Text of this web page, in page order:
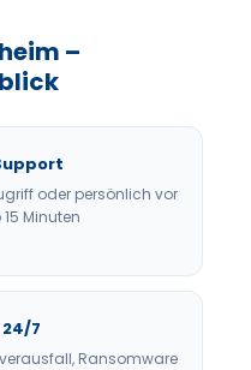
–
oder persönlich vor
Minuten
7
Ransomware